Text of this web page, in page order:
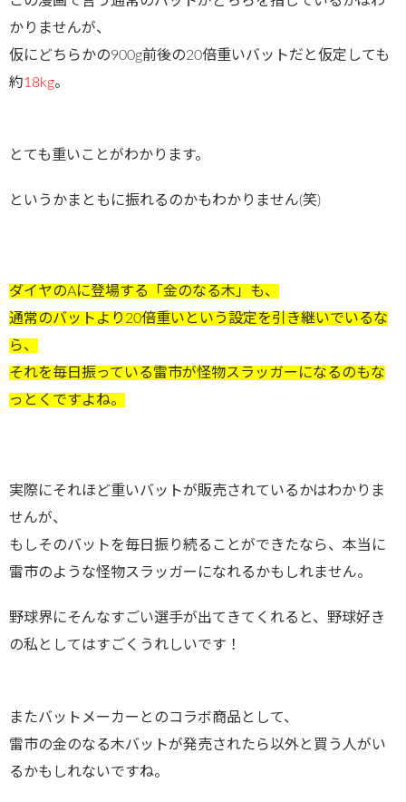
かりませんが、
仮にどちらかの900g前後の20倍重いバットだと仮定しても
約18kg。
とても重いことがわかります。
というかまともに振れるのかもわかりません(笑)
ダイヤのAに登場する「金のなる木」も、
通常のバットより20倍重いという設定を引き継いでいるな
ら、
それを毎日振っている雷市が怪物スラッガーになるのもな
っとくですよね。
実際にそれほど重いバットが販売されているかはわかりま
せんが、
もしそのバットを毎日振り続ることができたなら、本当に
雷市のような怪物スラッガーになれるかもしれません。
野球界にそんなすごい選手が出てきてくれると、野球好き
の私としてはすごくうれしいです！
またバットメーカーとのコラボ商品として、
雷市の金のなる木バットが発売されたら以外と買う人がい
るかもしれないですね。